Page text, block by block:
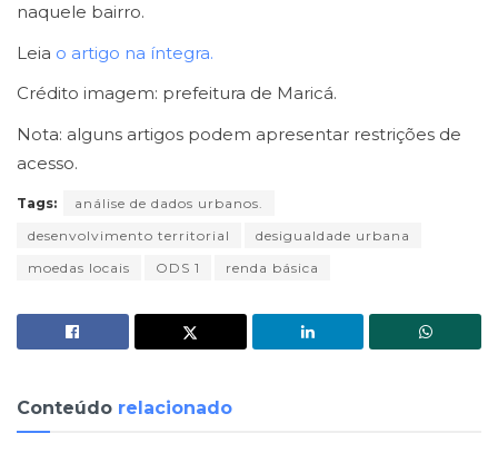
naquele bairro.
Leia o artigo na íntegra.
Crédito imagem: prefeitura de Maricá.
Nota: alguns artigos podem apresentar restrições de
acesso.
Tags:
análise de dados urbanos.
desenvolvimento territorial
desigualdade urbana
moedas locais
ODS 1 renda básica
Conteúdo relacionado